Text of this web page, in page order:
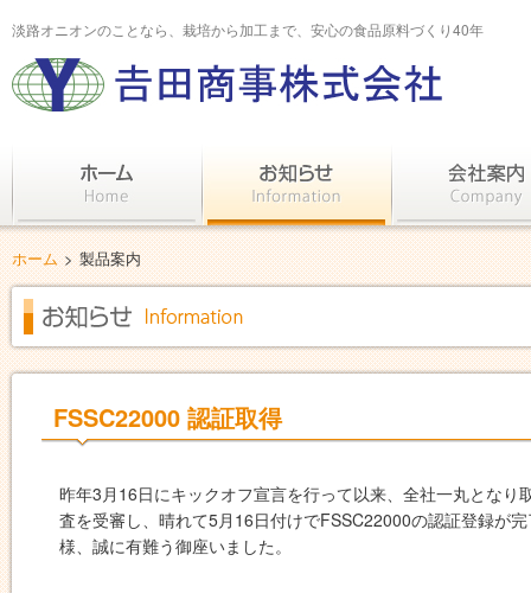
淡路オニオンのことなら、栽培から加工まで、安心の食品原料づくり40年
ホーム > 製品案内
FSSC22000 認証取得
昨年3月16日にキックオフ宣言を行って以来、全社一丸とな
査を受審し、晴れて5月16日付けでFSSC22000の認証登録が
様、誠に有難う御座いました。